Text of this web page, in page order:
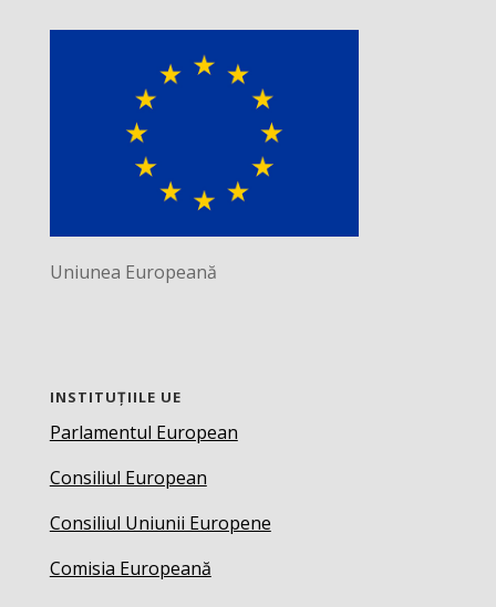
Uniunea Europeană
INSTITUȚIILE UE
Parlamentul European
Consiliul European
Consiliul Uniunii Europene
Comisia Europeană